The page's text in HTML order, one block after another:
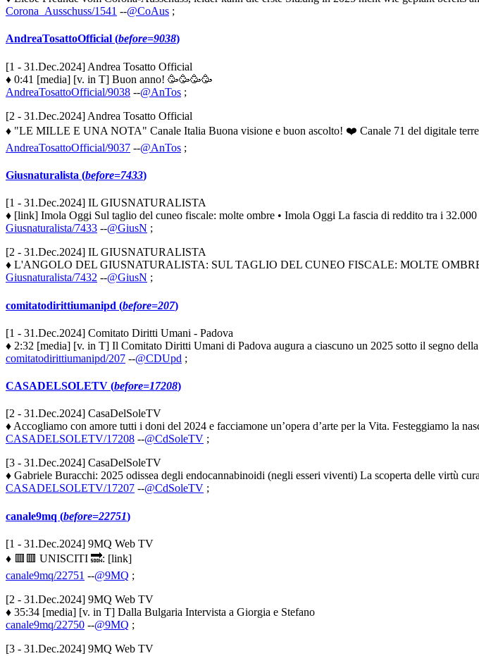
Corona_Ausschuss/1541 --@CoAus ;
AndreaTosattoOfficial (before=9038)
[1 - 31.Dec.2024] Andrea Tosatto Official
♦ 0:41 [media] [v. in T] Buon anno! 🥳🥳🥳🥳
AndreaTosattoOfficial/9038 --@AnTos ;
[2 - 31.Dec.2024] Andrea Tosatto Official
♦ "LE MILLE E UNA NOTA" Canale Italia Buona visione e buon ascolto! ❤️ Canale 71 del digitale
AndreaTosattoOfficial/9037 --@AnTos ;
Giusnaturalista (before=7433)
[1 - 31.Dec.2024] IL GIUSNATURALISTA
♦ [link] Imola Oggi Sul taglio del cuneo fiscale: molte ombre • Imola Oggi La fascia di reddito tra i
Giusnaturalista/7433 --@GiusN ;
[2 - 31.Dec.2024] IL GIUSNATURALISTA
♦ L'ANGOLO DEL GIUSNATURALISTA: SUL TAGLIO DEL CUNEO FISCALE: MOLTE OMBRE
Giusnaturalista/7432 --@GiusN ;
comitatodirittiumanipd (before=207)
[1 - 31.Dec.2024] Comitato Diritti Umani - Padova
♦ 2:32 [media] [v. in T] Il Comitato Diritti Umani di Padova augura a ciascuno un 2025 sotto il segno
comitatodirittiumanipd/207 --@CDUpd ;
CASADELSOLETV (before=17208)
[2 - 31.Dec.2024] CasaDelSoleTV
♦ Accogliamo con amore tutti i doni del 2024 e facciamone un’opera d’arte per la Vita. Festeggiamo la
CASADELSOLETV/17208 --@CdSoleTV ;
[3 - 31.Dec.2024] CasaDelSoleTV
♦ Gabriele Buracchi: 2025 odissea degli endocannabinoidi (negli esseri viventi) La scoperta delle virtù
CASADELSOLETV/17207 --@CdSoleTV ;
canale9mq (before=22751)
[1 - 31.Dec.2024] 9MQ Web TV
♦ 🟥🟥 UNISCITI 🔜: [link]
canale9mq/22751 --@9MQ ;
[2 - 31.Dec.2024] 9MQ Web TV
♦ 35:34 [media] [v. in T] Dalla Bulgaria Intervista a Giorgia e Stefano
canale9mq/22750 --@9MQ ;
[3 - 31.Dec.2024] 9MQ Web TV